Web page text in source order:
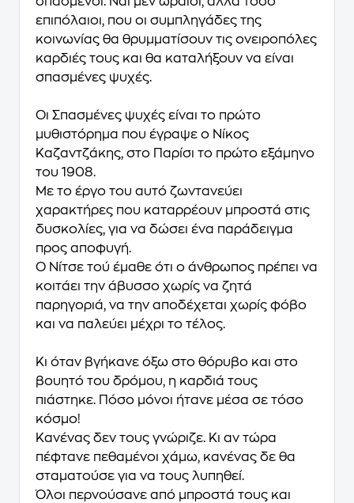
επιπόλαιοι, που οι συμπληγάδες της
κοινωνίας θα θρυμματίσουν τις ονειροπόλες
καρδιές τους και θα καταλήξουν να είναι
σπασμένες ψυχές.
Οι Σπασμένες ψυχές είναι το πρώτο
μυθιστόρημα που έγραψε ο Νίκος
Καζαντζάκης, στο Παρίσι το πρώτο εξάμηνο
του 1908.
Με το έργο του αυτό ζωντανεύει
χαρακτήρες που καταρρέουν μπροστά στις
δυσκολίες, για να δώσει ένα παράδειγμα
προς αποφυγή.
Ο Νίτσε τού έμαθε ότι ο άνθρωπος πρέπει να
κοιτάει την άβυσσο χωρίς να ζητά
παρηγοριά, να την αποδέχεται χωρίς φόβο
και να παλεύει μέχρι το τέλος.
Κι όταν βγήκανε όξω στο θόρυβο και στο
βουητό του δρόμου, η καρδιά τους
πιάστηκε. Πόσο μόνοι ήτανε μέσα σε τόσο
κόσμο!
Κανένας δεν τους γνώριζε. Κι αν τώρα
πέφτανε πεθαμένοι χάμω, κανένας δε θα
σταματούσε για να τους λυπηθεί.
Όλοι περνούσανε από μπροστά τους και